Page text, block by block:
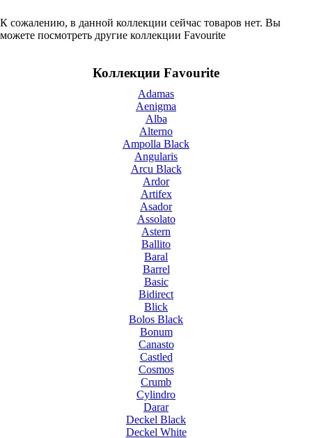
К сожалению, в данной коллекции сейчас товаров нет. Вы
можете посмотреть другие коллекции Favourite
Коллекции Favourite
Adamas
Aenigma
Alba
Alterno
Ampolla Black
Angularis
Arcu Black
Ardor
Artifex
Asador
Assolato
Astern
Ballito
Baral
Barrel
Basic
Bidirect
Blick
Bolos Black
Bonum
Canasto
Castled
Cosmos
Crumb
Cylindro
Darar
Deckel Black
Deckel White